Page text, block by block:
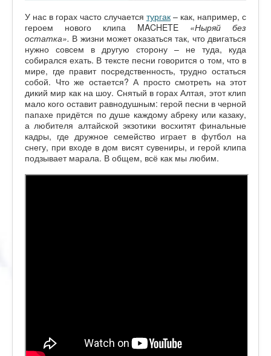
У нас в горах часто случается тургак – как, например, с
героем нового клипа MACHETE «Ныряй без
остатка». В жизни может оказаться так, что двигаться
нужно совсем в другую сторону – не туда, куда
собирался ехать. В тексте песни говорится о том, что в
мире, где правит посредственность, трудно остаться
собой. Что же остается? А просто смотреть на этот
дикий мир как на шоу. Снятый в горах Алтая, этот клип
мало кого оставит равнодушным: герой песни в черной
папахе придётся по душе каждому абреку или казаку,
а любителя алтайской экзотики восхитят финальные
кадры, где дружное семейство играет в футбол на
снегу, при входе в дом висят сувениры, и герой клипа
подзывает марала. В общем, всё как мы любим.